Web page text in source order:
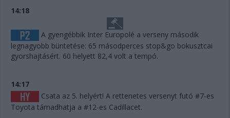
14:18
A gyengébbik Inter Europolé a verseny második
legnagyobb büntetése: 65 másodperces stop&go bokusztcai
gyorshajtásért. 60 helyett 82,4 volt a tempó.
14:17
Csata az 5. helyért! A rettenetes versenyt futó #7-es
Toyota támadhatja a #12-es Cadillacet.